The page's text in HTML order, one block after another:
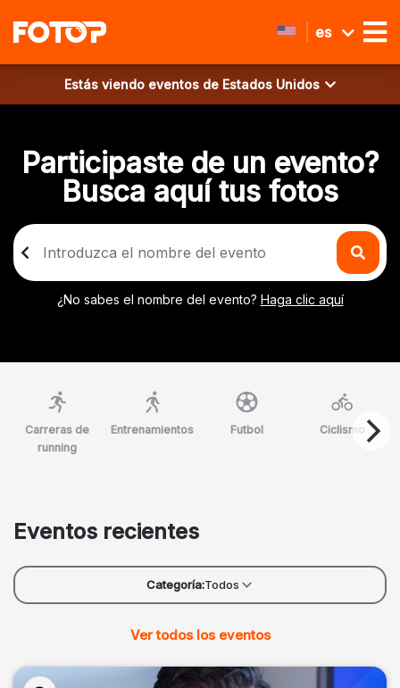
es
Estás viendo eventos de Estados Unidos
Participaste de un evento?
Busca aquí tus fotos
¿No sabes el nombre del evento? Haga clic aquí
Carreras de
running
Entrenamientos Futbol Ciclismo
Eventos recientes
Categoría:Todos
Ver todos los eventos